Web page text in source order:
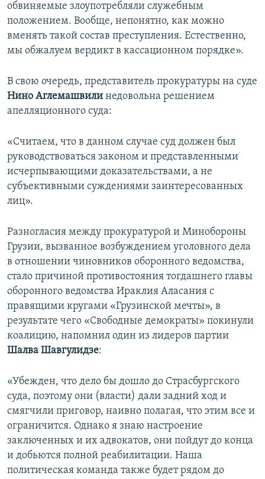
обвиняемые злоупотребляли служебным
положением. Вообще, непонятно, как можно
вменять такой состав преступления. Естественно,
мы обжалуем вердикт в кассационном порядке».
В свою очередь, представитель прокуратуры на суде
Нино Аглемашвили недовольна решением
апелляционного суда:
«Считаем, что в данном случае суд должен был
руководствоваться законом и представленными
исчерпывающими доказательствами, а не
субъективными суждениями заинтересованных
лиц».
Разногласия между прокуратурой и Минобороны
Грузии, вызванное возбуждением уголовного дела
в отношении чиновников оборонного ведомства,
стало причиной противостояния тогдашнего главы
оборонного ведомства Ираклия Аласания с
правящими кругами «Грузинской мечты», в
результате чего «Свободные демократы» покинули
коалицию, напомнил один из лидеров партии
Шалва Шавгулидзе:
«Убежден, что дело бы дошло до Страсбургского
суда, поэтому они (власти) дали задний ход и
смягчили приговор, наивно полагая, что этим все и
ограничится. Однако я знаю настроение
заключенных и их адвокатов, они пойдут до конца
и добьются полной реабилитации. Наша
политическая команда также будет рядом до